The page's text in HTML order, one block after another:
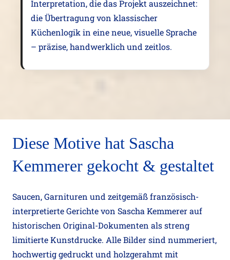
Interpretation, die das Projekt auszeichnet:
die Übertragung von klassischer
Küchenlogik in eine neue, visuelle Sprache
– präzise, handwerklich und zeitlos.
Diese Motive hat Sascha
Kemmerer gekocht & gestaltet
Saucen, Garnituren und zeitgemäß französisch-
interpretierte Gerichte von Sascha Kemmerer auf
historischen Original-Dokumenten als streng
limitierte Kunstdrucke. Alle Bilder sind nummeriert,
hochwertig gedruckt und holzgerahmt mit